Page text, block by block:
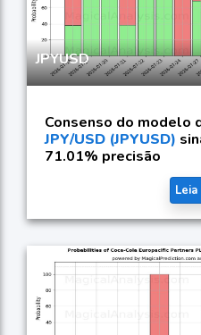
JPYUSD
Consenso do modelo
JPY/USD (JPYUSD)
71.01% precisão
Leia